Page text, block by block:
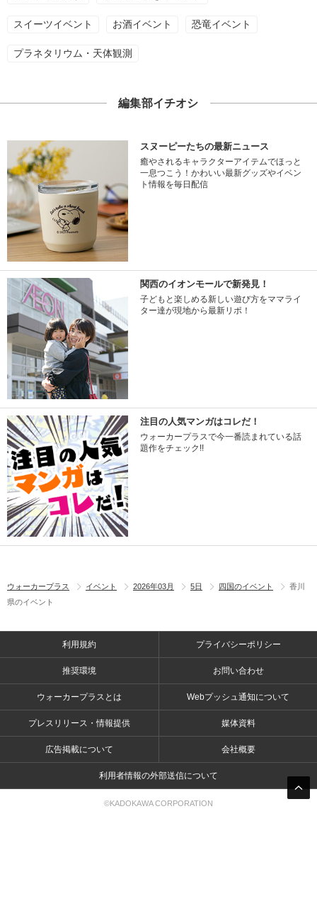
スイーツイベント お酒イベント 恐竜イベント
プラネタリウム・天体観測
編集部イチオシ
スヌーピーたちの最新ニュース
癒やされるキャラクターアイテムでほっと
一息つこう！かわいい最新グッズやイベン
ト情報を毎日配信
関西のイオンモールで新発見！
子どもと楽しめる新しい遊び方をママライ
ター達が現地から最新リポ！
注目の人気マンガはコレだ！
ウォーカープラスで今一番読まれている話
題作をチェック!!
ウォーカープラス イベント 2026年03月 5日 四国のイベント
香川
県のイベント
利用規約 プライバシーポリシー
推奨環境 お問い合わせ
ウォーカープラスとは Webプッシュ通知について
プレスリリース・情報提供 媒体資料
広告掲載について 会社概要
利用者情報の外部送信について
©KADOKAWA CORPORATION